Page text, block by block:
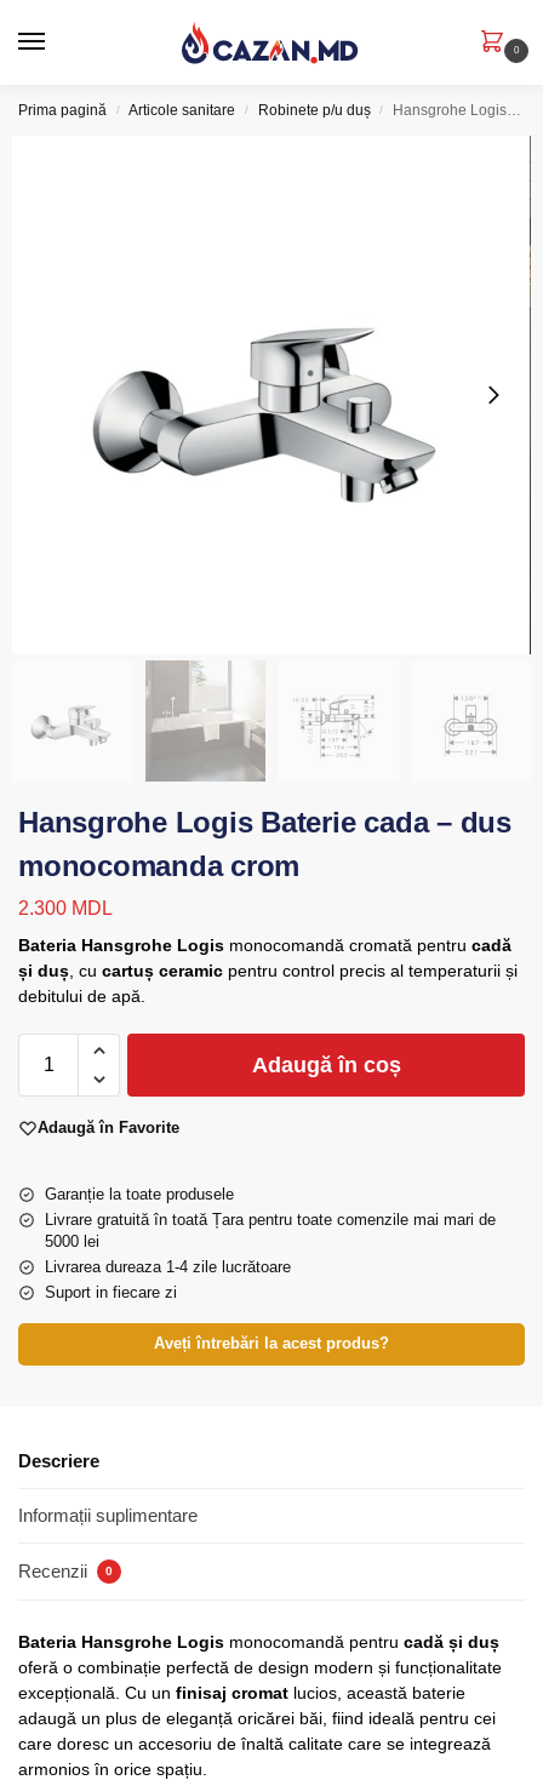
0
Prima pagină / Articole sanitare / Robinete p/u duș / Hansgrohe Logis Baterie cada – dus monocomanda crom
Hansgrohe Logis Baterie cada – dus
monocomanda crom
2.300 MDL
Bateria Hansgrohe Logis monocomandă cromată pentru cadă
și duș , cu cartuș ceramic pentru control precis al temperaturii și
debitului de apă.
Adaugă în coș
Adaugă în Favorite
Garanție la toate produsele
Livrare gratuită în toată Țara pentru toate comenzile mai mari de
5000 lei
Livrarea dureaza 1-4 zile lucrătoare
Suport in fiecare zi
Aveți întrebări la acest produs?
Descriere
Informații suplimentare
Recenzii 0
Bateria Hansgrohe Logis monocomandă pentru cadă și duș
oferă o combinație perfectă de design modern și funcționalitate
excepțională. Cu un finisaj cromat lucios, această baterie
adaugă un plus de eleganță oricărei băi, fiind ideală pentru cei
care doresc un accesoriu de înaltă calitate care se integrează
armonios în orice spațiu.